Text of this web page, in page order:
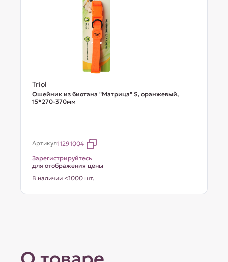
Triol
Ошейник из биотана "Матрица" S, оранжевый,
15*270-370мм
Артикул11291004
Зарегистрируйтесь
для отображения цены
В наличии <1000 шт.